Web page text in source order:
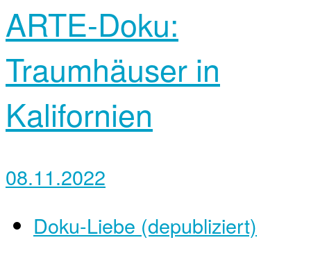
ARTE-Doku:
Traumhäuser in
Kalifornien
08.11.2022
Doku-Liebe (depubliziert)